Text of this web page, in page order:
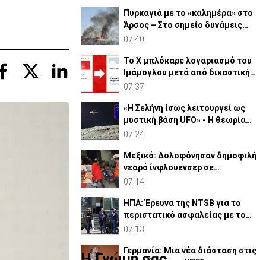
Πυρκαγιά με το «καλημέρα» στο
Άρσος – Στο σημείο δυνάμεις
πυρόσβεσης
07:40
Το X μπλόκαρε λογαριασμό του
Ιμάμογλου μετά από δικαστική
εντολή - Η αντιδραση
07:37
«Η Σελήνη ίσως λειτουργεί ως
μυστική βάση UFO» - Η θεωρία
Ουκρανών ερευνητών
07:24
Μεξικό: Δολοφόνησαν δημοφιλή
νεαρό ίνφλουενσερ σε
απευθείας μετάδοση
07:14
ΗΠΑ: Έρευνα της NTSB για το
περιστατικό ασφαλείας με το
ελικόπτερο του Τραμπ
07:13
Γερμανία: Μια νέα διάσταση στις